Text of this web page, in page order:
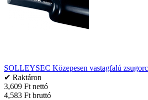
SOLLEYSEC Közepesen vastagfalú
✔ Raktáron
3,609 Ft nettó
4,583 Ft bruttó